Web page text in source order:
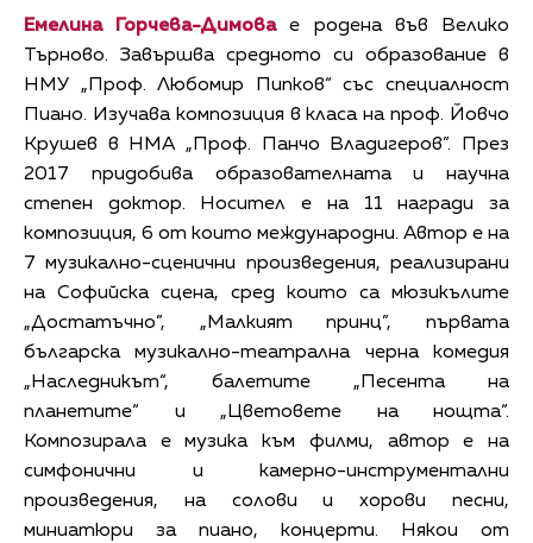
Емелина Горчева-Димовае родена във Велико
Търново. Завършва средното си образование в
НМУ „Проф. Любомир Пипков“ със специалност
Пиано. Изучава композиция в класа на проф. Йовчо
Крушев в НМА „Проф. Панчо Владигеров”. През
2017 придобива образователната и научна
степен доктор. Носител е на 11 награди за
композиция, 6 от които международни. Автор е на
7 музикално-сценични произведения, реализирани
на Софийска сцена, сред които са мюзикълите
„Достатъчно”, „Малкият принц”, първата
българска музикално-театрална черна комедия
„Наследникът“, балетите „Песента на
планетите“ и „Цветовете на нощта“.
Композирала е музика към филми, автор е на
симфонични и камерно-инструментални
произведения, на солови и хорови песни,
миниатюри за пиано, концерти. Някои от